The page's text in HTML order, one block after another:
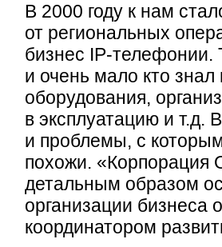
В 2000 году к нам
от региональных
бизнес IP-телефонии.
и очень мало кто
оборудования,
в эксплуатацию и
и проблемы, с
похожи.
детальным образом
организации бизнеса
координатором